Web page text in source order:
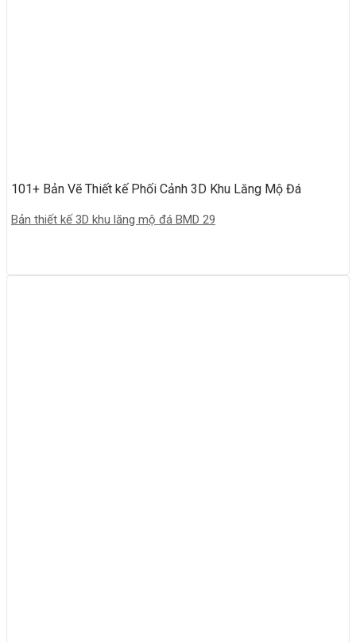
101+ Bản Vẽ Thiết kế Phối Cảnh 3D Khu Lăng Mộ Đá
Bản thiết kế 3D khu lăng mộ đá BMD 29